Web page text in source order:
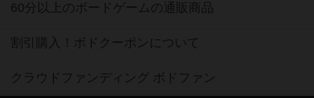
60分以上のボードゲームの通販商品
割引購入！ボドクーポンについて
クラウドファンディング ボドファン